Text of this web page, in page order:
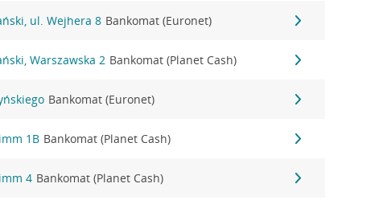
ul. Wejhera 8 Bankomat (Euronet)
Warszawska 2 Bankomat (Planet Cash)
Bankomat (Euronet)
1B Bankomat (Planet Cash)
4 Bankomat (Planet Cash)